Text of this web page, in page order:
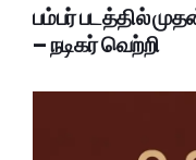
பம்பர் படத்தில்
– நடிகர் வெற்றி